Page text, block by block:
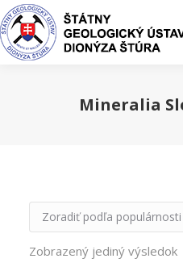
Mineralia
Zobrazený jediný výsledok